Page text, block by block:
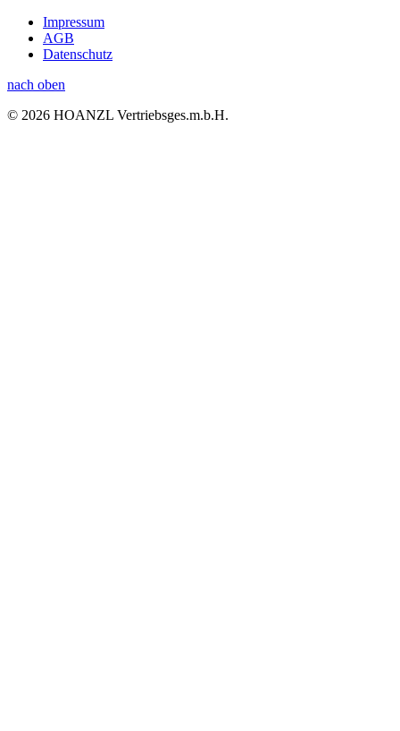
Impressum
AGB
Datenschutz
nach oben
© 2026 HOANZL Vertriebsges.m.b.H.